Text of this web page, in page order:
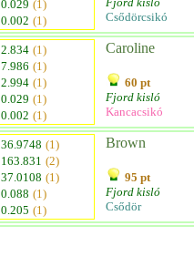
0.029 (1)
0.002 (1)
Csődörcsikó
2.834 (1)
7.986 (1)
2.994 (1)
0.029 (1)
0.002 (1)
Caroline
60 pt
Fjord kisló
Kancacsikó
36.9748 (1)
163.831 (2)
37.0108 (1)
0.088 (1)
0.205 (1)
Brown
95 pt
Fjord kisló
Csődör